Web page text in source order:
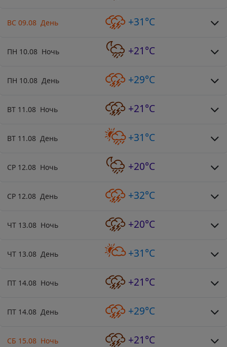
ВС 09.08 День +31°C
ПН 10.08 Ночь +21°C
ПН 10.08 День +29°C
ВТ 11.08 Ночь +21°C
ВТ 11.08 День +31°C
СР 12.08 Ночь +20°C
СР 12.08 День +32°C
ЧТ 13.08 Ночь +20°C
ЧТ 13.08 День +31°C
ПТ 14.08 Ночь +21°C
ПТ 14.08 День +29°C
СБ 15.08 Ночь +21°C